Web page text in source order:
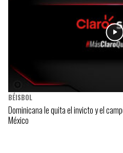
BÉISBOL
Dominicana le quita el invicto y el
México